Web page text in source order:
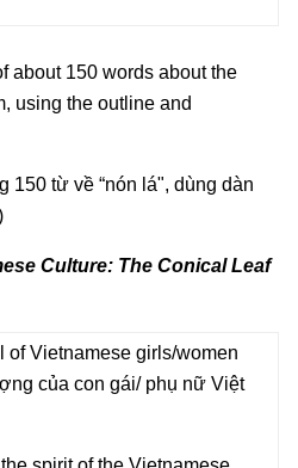
about 150 words about the
using the outline and
150 từ về “nón lá", dùng dàn
Culture: The Conical Leaf
of Vietnamese girls/women
của con gái/ phụ nữ Việt